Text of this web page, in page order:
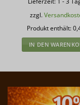
zzgl.
Produkt enthält:
IN DEN